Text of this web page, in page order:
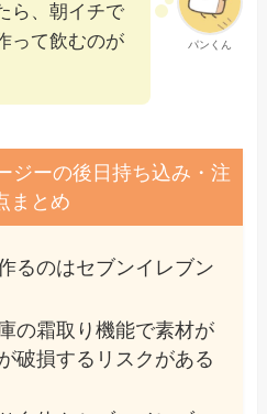
パンくん
ら、朝イチで
って飲むのが
ジーの後日持ち込み・注
まとめ
るのはセブンイレブン
の霜取り機能で素材が
破損するリスクがある